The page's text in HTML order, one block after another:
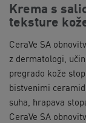
Krema s
teksture
CeraVe SA
z dermatologi,
pregrado kože
bistvenimi
suha, hrapava
CeraVe SA